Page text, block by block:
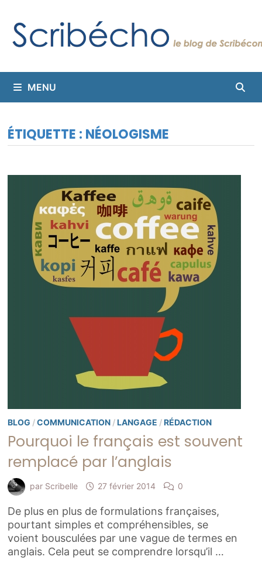
contenu
MENU
ÉTIQUETTE : NÉOLOGISME
BLOG /COMMUNICATION /LANGAGE /RÉDACTION
Pourquoi le français est souvent
remplacé par l’anglais
par Scribelle 27 février 2014 0
De plus en plus de formulations françaises,
pourtant simples et compréhensibles, se
voient bousculées par une vague de termes en
anglais. Cela peut se comprendre lorsqu’il …